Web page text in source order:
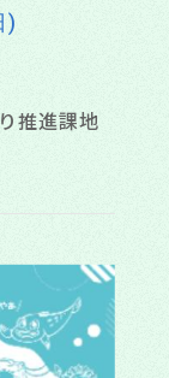
)
推進課地